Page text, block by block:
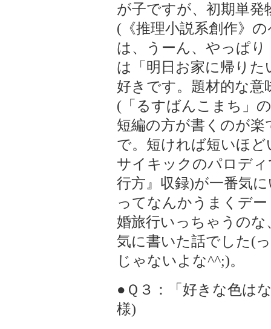
が子ですが、初期単
(《推理小説系創作》
は、うーん、やっぱ
は「明日お家に帰り
好きです。題材的な
(「るすばんこまち」
短編の方が書くのが
で。短ければ短いほど
サイキックのパロディ
行方』収録)が一番気
ってなんかうまくデ
婚旅行いっちゃうの
気に書いた話でした(
じゃないよな^^;)。
●Ｑ３：「好きな色は
様)